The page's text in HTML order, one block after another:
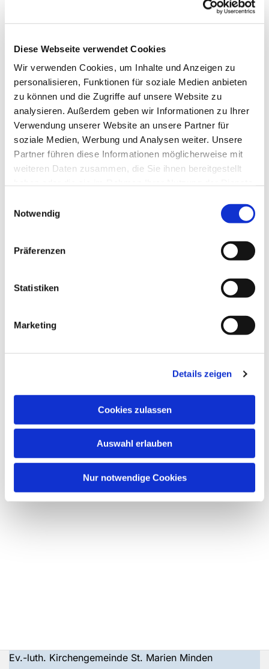
Diese Webseite verwendet Cookies
Wir verwenden Cookies, um Inhalte und Anzeigen zu
personalisieren, Funktionen für soziale Medien anbieten
zu können und die Zugriffe auf unsere Website zu
analysieren. Außerdem geben wir Informationen zu Ihrer
Verwendung unserer Website an unsere Partner für
soziale Medien, Werbung und Analysen weiter. Unsere
Partner führen diese Informationen möglicherweise mit
weiteren Daten zusammen, die Sie ihnen bereitgestellt
Notwendig
Präferenzen
Statistiken
Marketing
Details zeigen
Cookies zulassen
Auswahl erlauben
Nur notwendige Cookies
Dies könnte Sie auch
Ev.-luth. Kirchengemeinde St. Marien Minden